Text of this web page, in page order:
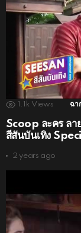
1.1k Views ฉา
Scoop ละคร ล
สีสันบันเทิง
2 years ago